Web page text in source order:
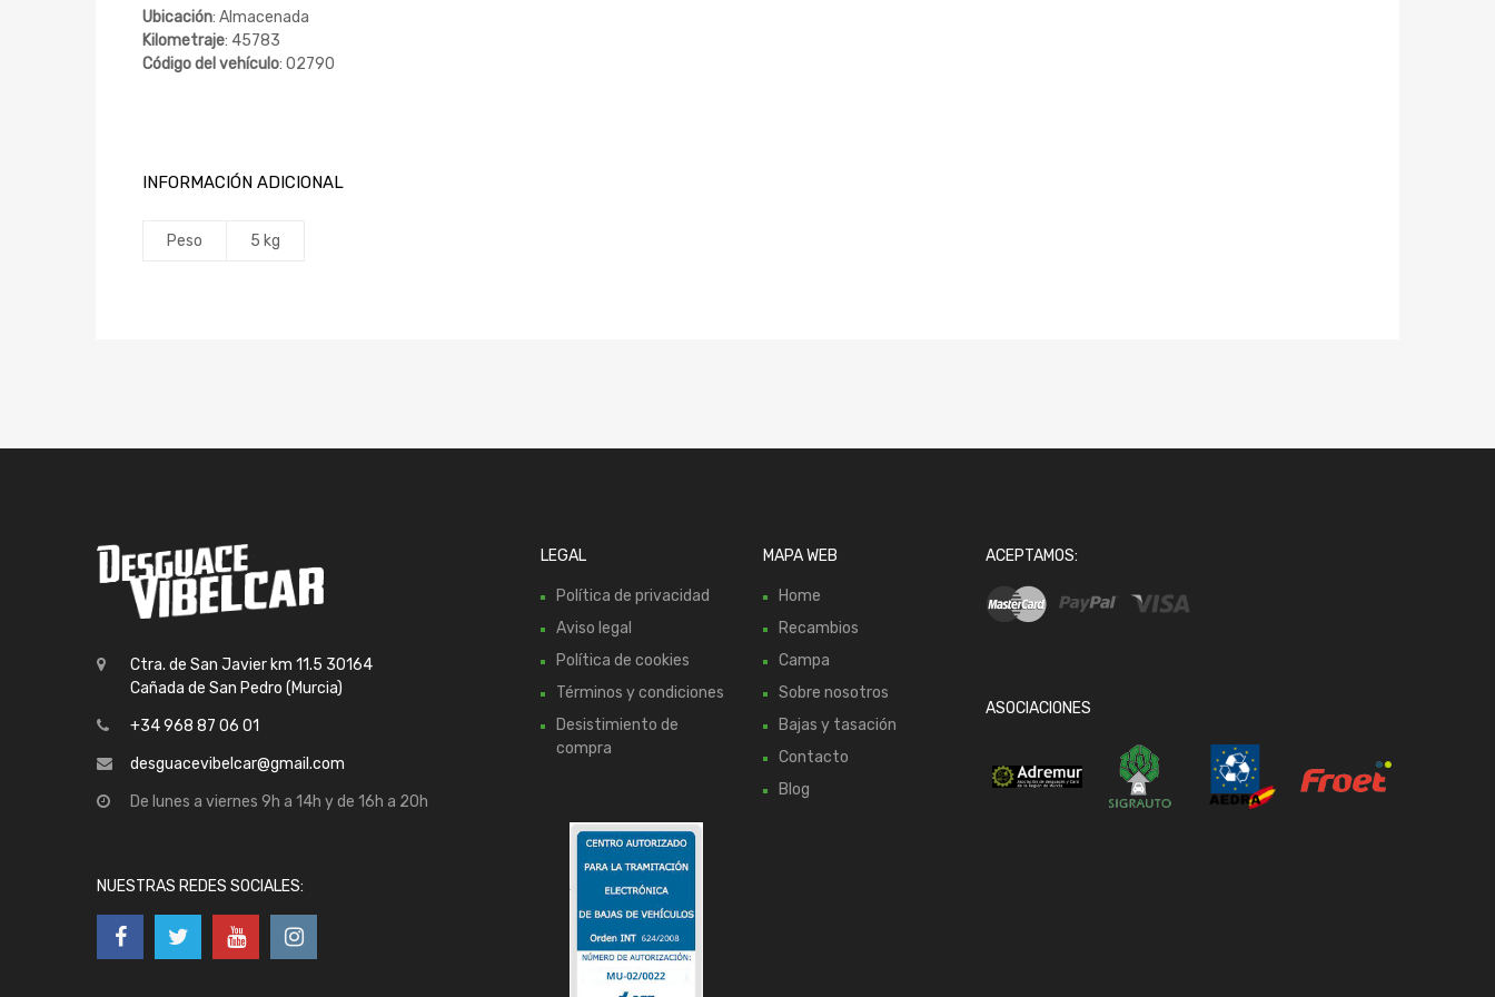
Ubicación: Almacenada
Kilometraje: 45783
Código del vehículo: 02790
INFORMACIÓN ADICIONAL
Peso 5 kg
Ctra. de San Javier km 11.5 30164
Cañada de San Pedro (Murcia)
+34 968 87 06 01
desguacevibelcar@gmail.com
De lunes a viernes 9h a 14h y de 16h a 20h
NUESTRAS REDES SOCIALES:
LEGAL
Política de privacidad
Aviso legal
Política de cookies
Términos y condiciones
Desistimiento de
compra
MAPA WEB
Home
Recambios
Campa
Sobre nosotros
Bajas y tasación
Contacto
Blog
ACEPTAMOS:
ASOCIACIONES